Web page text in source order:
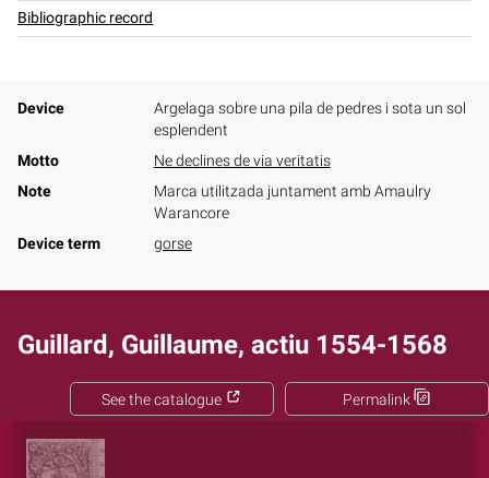
Bibliographic record
Device
Argelaga sobre una pila de pedres i sota un sol
esplendent
Motto
Ne declines de via veritatis
Note
Marca utilitzada juntament amb Amaulry
Warancore
Device term
gorse
Guillard, Guillaume, actiu 1554-1568
Permalink
See the catalogue